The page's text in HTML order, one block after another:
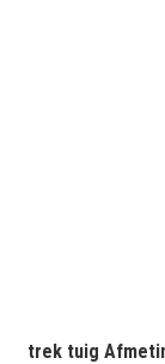
trek tuig